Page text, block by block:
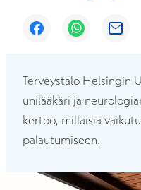
Avautuu uuteen
Avautuu
Terveystalo Helsingin
unilääkäri ja
kertoo, millaisia
palautumiseen.